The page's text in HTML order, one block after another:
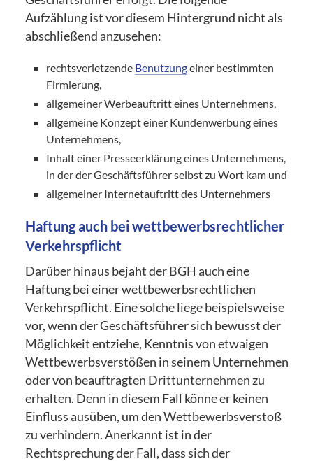
Aufzählung ist vor diesem Hintergrund nicht als
abschließend anzusehen:
rechtsverletzende Benutzungeiner bestimmten
Firmierung,
allgemeiner Werbeauftritt eines Unternehmens,
allgemeine Konzept einer Kundenwerbung eines
Unternehmens,
Inhalt einer Presseerklärung eines Unternehmens,
in der der Geschäftsführer selbst zu Wort kam und
allgemeiner Internetauftritt des Unternehmers
Haftung auch bei wettbewerbsrechtlicher
Verkehrspflicht
Darüber hinaus bejaht der BGH auch eine
Haftung bei einer wettbewerbsrechtlichen
Verkehrspflicht. Eine solche liege beispielsweise
vor, wenn der Geschäftsführer sich bewusst der
Möglichkeit entziehe, Kenntnis von etwaigen
Wettbewerbsverstößen in seinem Unternehmen
oder von beauftragten Drittunternehmen zu
erhalten. Denn in diesem Fall könne er keinen
Einfluss ausüben, um den Wettbewerbsverstoß
zu verhindern. Anerkannt ist in der
Rechtsprechung der Fall, dass sich der